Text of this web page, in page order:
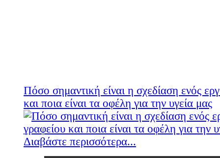
Πόσο σημαντική είναι η σχεδίαση ενός
και ποια είναι τα οφέλη για την υγεία μας
Διαβάστε περισσότερα...